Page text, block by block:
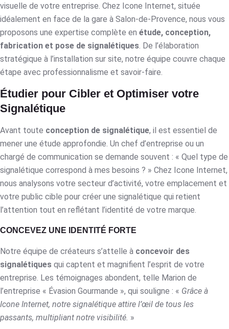
visuelle de votre entreprise. Chez Icone Internet, située
idéalement en face de la gare à Salon-de-Provence, nous vous
proposons une expertise complète en étude, conception,
fabrication et pose de signalétiques . De l’élaboration
stratégique à l’installation sur site, notre équipe couvre chaque
étape avec professionnalisme et savoir-faire.
Étudier pour Cibler et Optimiser votre
Signalétique
Avant toute conception de signalétique, il est essentiel de
mener une étude approfondie. Un chef d’entreprise ou un
chargé de communication se demande souvent : « Quel type de
signalétique correspond à mes besoins ? » Chez Icone Internet,
nous analysons votre secteur d’activité, votre emplacement et
votre public cible pour créer une signalétique qui retient
l’attention tout en reflétant l’identité de votre marque.
CONCEVEZ UNE IDENTITÉ FORTE
Notre équipe de créateurs s’attelle à concevoir des
signalétiques qui captent et magnifient l’esprit de votre
entreprise. Les témoignages abondent, telle Marion de
l’entreprise « Évasion Gourmande », qui souligne : « Grâce à
Icone Internet, notre signalétique attire l’œil de tous les
passants, multipliant notre visibilité. »